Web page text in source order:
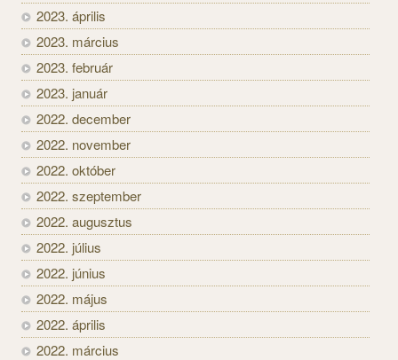
2023. április
2023. március
2023. február
2023. január
2022. december
2022. november
2022. október
2022. szeptember
2022. augusztus
2022. július
2022. június
2022. május
2022. április
2022. március